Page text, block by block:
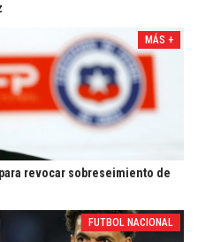
MÁS +
revocar sobreseimiento de
FUTBOL NACIONAL